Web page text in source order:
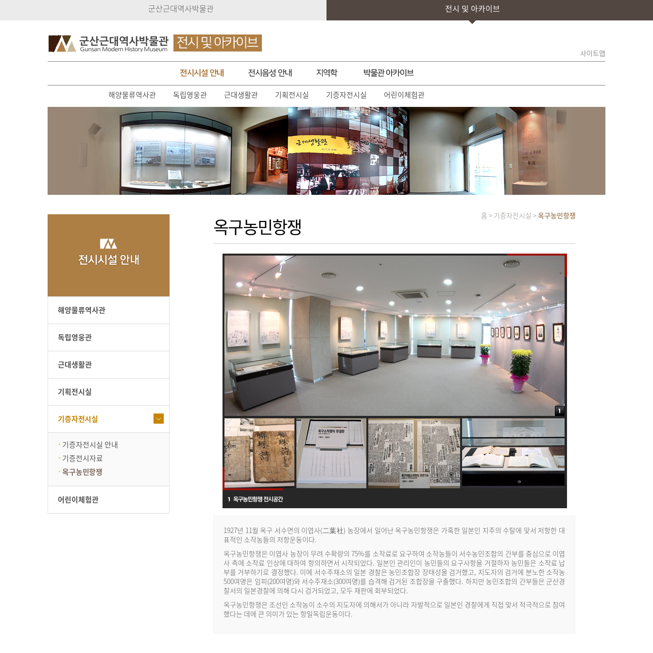
군산근대역사박물관 전시 및 아카이브
사이트맵
해양물류역사관 독립영웅관 근대생활관 기획전시실 기증자전시실 어린이체험관
해양물류역사관
독립영웅관
근대생활관
기획전시실
기증자전시실
기증자전시실 안내
기증전시자료
옥구농민항쟁
어린이체험관
홈 > 기증자전시실 >옥구농민항쟁
옥구농민항쟁
1927년 11월 옥구 서수면의 이엽사(二葉社) 농장에서 일어난 옥구농민항쟁은 가혹한 일본인 지주의 수탈에 맞서 저항한 대
표적인 소작농들의 저항운동이다.
옥구농민항쟁은 이엽사 농장이 무려 수확량의 75%를 소작료로 요구하여 소작농들이 서수농민조합의 간부를 중심으로 이엽
사 측에 소작료 인상에 대하여 항의하면서 시작되었다. 일본인 관리인이 농민들의 요구사항을 거절하자 농민들은 소작료 납
부를 거부하기로 결정했다. 이에 서수주재소의 일본 경찰은 농민조합장 장태성을 검거했고, 지도자의 검거에 분노한 소작농
500여명은 임피(200여명)와 서수주재소(300여명)를 습격해 검거된 조합장을 구출했다. 하지만 농민조합의 간부들은 군산경
찰서의 일본경찰에 의해 다시 검거되었고, 모두 재판에 회부되었다.
옥구농민항쟁은 조선인 소작농이 소수의 지도자에 의해서가 아니라 자발적으로 일본인 경찰에게 직접 맞서 적극적으로 참여
했다는 데에 큰 의미가 있는 항일독립운동이다.